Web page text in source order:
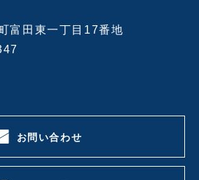
富田東一丁目17番地
お問い合わせ